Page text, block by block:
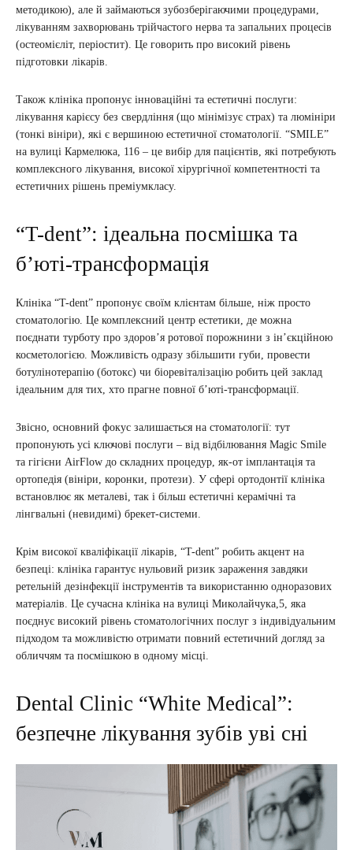
методикою), але й займаються зубозберігаючими процедурами,
лікуванням захворювань трійчастого нерва та запальних процесів
(остеомієліт, періостит). Це говорить про високий рівень
підготовки лікарів.
Також клініка пропонує інноваційні та естетичні послуги:
лікування карієсу без свердління (що мінімізує страх) та люмініри
(тонкі вініри), які є вершиною естетичної стоматології. “SMILE”
на вулиці Кармелюка, 116 – це вибір для пацієнтів, які потребують
комплексного лікування, високої хірургічної компетентності та
естетичних рішень преміумкласу.
“T-dent”: ідеальна посмішка та
б’юті-трансформація
Клініка “T-dent” пропонує своїм клієнтам більше, ніж просто
стоматологію. Це комплексний центр естетики, де можна
поєднати турботу про здоров’я ротової порожнини з ін’єкційною
косметологією. Можливість одразу збільшити губи, провести
ботулінотерапію (ботокс) чи біоревіталізацію робить цей заклад
ідеальним для тих, хто прагне повної б’юті-трансформації.
Звісно, основний фокус залишається на стоматології: тут
пропонують усі ключові послуги – від відбілювання Magic Smile
та гігієни AirFlow до складних процедур, як-от імплантація та
ортопедія (вініри, коронки, протези). У сфері ортодонтії клініка
встановлює як металеві, так і більш естетичні керамічні та
лінгвальні (невидимі) брекет-системи.
Крім високої кваліфікації лікарів, “T-dent” робить акцент на
безпеці: клініка гарантує нульовий ризик зараження завдяки
ретельній дезінфекції інструментів та використанню одноразових
матеріалів. Це сучасна клініка на вулиці Миколайчука,5, яка
поєднує високий рівень стоматологічних послуг з індивідуальним
підходом та можливістю отримати повний естетичний догляд за
обличчям та посмішкою в одному місці.
Dental Clinic “White Medical”:
безпечне лікування зубів уві сні